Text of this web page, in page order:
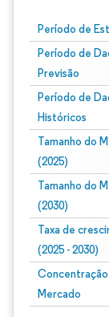
Período de
Período de
Previsão
Período de
Históricos
Tamanho do
(2025)
Tamanho do
(2030)
Taxa de
(2025 - 2030)
Mercado